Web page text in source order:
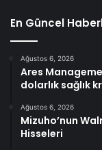
En Güncel
Ağustos 6, 2026
Ares
dolarlık sağlık
Ağustos 6, 2026
Mizuho’nun
Hisseleri